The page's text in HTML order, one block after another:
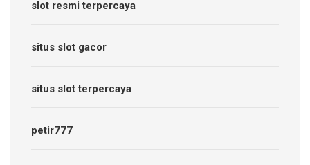
slot resmi terpercaya
situs slot gacor
situs slot terpercaya
petir777